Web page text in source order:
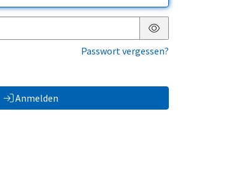
Passwort anzeigen
Passwort vergessen?
Anmelden